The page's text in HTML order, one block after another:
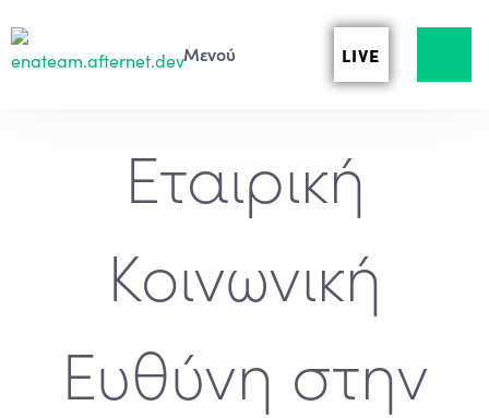
LIVE
Εταιρική
Κοινωνική
Ευθύνη στην